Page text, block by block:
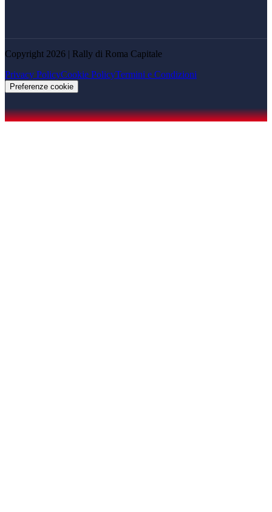
Copyright 2026 | Rally di Roma Capitale
Privacy PolicyCookie PolicyTermini e Condizioni
Preferenze cookie